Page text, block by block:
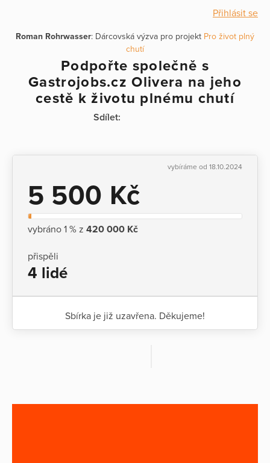
Přihlásit se
Roman Rohrwasser: Dárcovská výzva pro projekt Pro život plný
chutí
Podpořte společně s
Gastrojobs.cz Olivera na jeho
cestě k životu plnému chutí
Sdílet:
vybíráme od 18.10.2024
5 500 Kč
vybráno 1 % z 420 000 Kč
přispěli
4 lidé
Sbírka je již uzavřena. Děkujeme!